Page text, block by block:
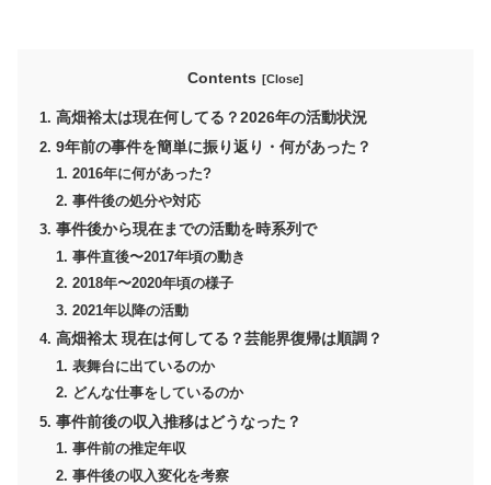
Contents
高畑裕太は現在何してる？2026年の活動状況
9年前の事件を簡単に振り返り・何があった？
2016年に何があった?
事件後の処分や対応
事件後から現在までの活動を時系列で
事件直後〜2017年頃の動き
2018年〜2020年頃の様子
2021年以降の活動
高畑裕太 現在は何してる？芸能界復帰は順調？
表舞台に出ているのか
どんな仕事をしているのか
事件前後の収入推移はどうなった？
事件前の推定年収
事件後の収入変化を考察